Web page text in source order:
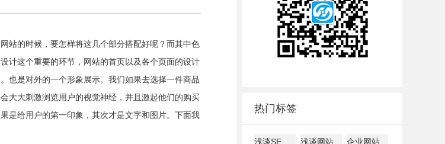
的时候，要怎样将这几个部分搭配好呢？而其中色
设计这个重要的环节，网站的首页以及各个页面的设计
也是对外的一个形象展示。我们如果去选择一件商品
大大刺激浏览用户的视觉神经，并且激起他们的购买
是给用户的第一印象，其次才是文字和图片。下面我
热门标签